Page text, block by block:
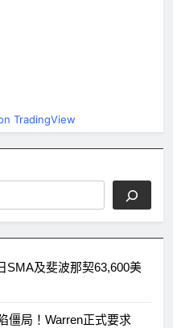
TradingView
SMA及斐波那契63,600美
僵局！Warren正式要求